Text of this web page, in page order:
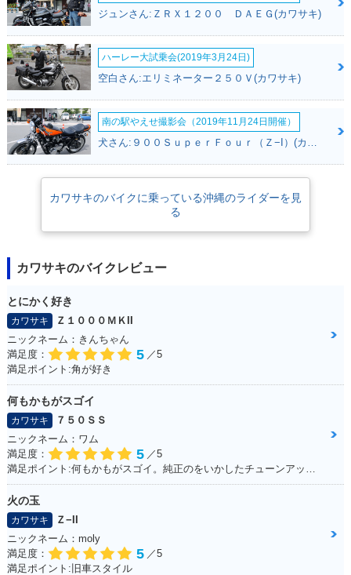
2003年 ZRX1200
R・カラーチェンジ
2002年 ZRX1200
R・カラーチェンジ
2001年 ZRX1200
R・新登場
ジュンさん:ＺＲＸ１２００ ＤＡＥＧ(カワサキ)
ハーレー大試乗会(2019年3月24日)
空白さん:エリミネーター２５０Ｖ(カワサキ)
南の駅やえせ撮影会（2019年11月24日開催）
犬さん:９００ＳｕｐｅｒＦｏｕｒ（Ｚ−I）(カワサキ)
カワサキのバイクに乗っている沖縄のライダーを見
る
カワサキのバイクレビュー
とにかく好き
カワサキ
Ｚ１０００ＭＫII
ニックネーム：きんちゃん
満足度：
5 ／5
満足ポイント:角が好き
何もかもがスゴイ
カワサキ
７５０ＳＳ
ニックネーム：ワム
満足度：
5 ／5
火の玉
カワサキ
Ｚ−II
ニックネーム：moly
満足度：
5 ／5
満足ポイント:旧車スタイル